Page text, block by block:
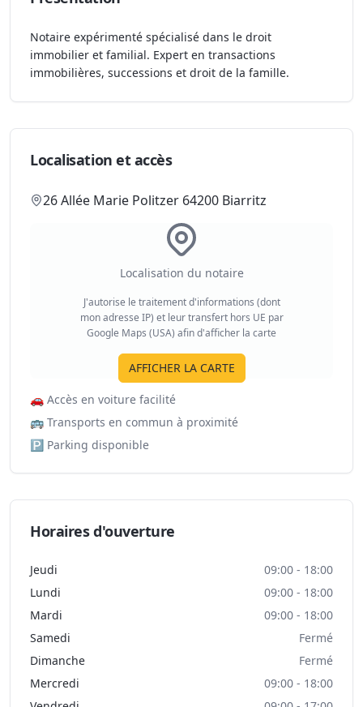
Notaire expérimenté spécialisé dans le droit
immobilier et familial. Expert en transactions
immobilières, successions et droit de la famille.
Localisation et accès
26 Allée Marie Politzer 64200 Biarritz
Localisation du notaire
J'autorise le traitement d'informations (dont
mon adresse IP) et leur transfert hors UE par
Google Maps (USA) afin d'afficher la carte
AFFICHER LA CARTE
🚗 Accès en voiture facilité
🚌 Transports en commun à proximité
🅿️ Parking disponible
Horaires d'ouverture
Jeudi
09:00 - 18:00
Lundi
09:00 - 18:00
Mardi
09:00 - 18:00
Samedi
Fermé
Dimanche
Fermé
Mercredi
09:00 - 18:00